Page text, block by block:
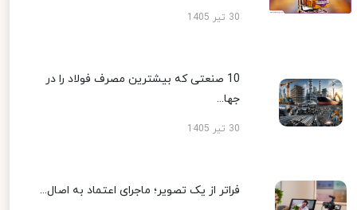
30 تیر 1405
10 صنعتی که بیشترین مصرف فولاد را در
جها...
30 تیر 1405
فراتر از یک تصویر؛ ماجرای اعتماد به اصال...